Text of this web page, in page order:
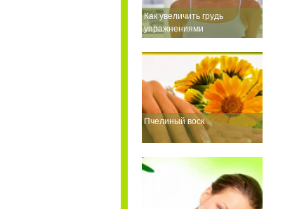
Как увеличить грудь
упражнениями
Пчелиный воск